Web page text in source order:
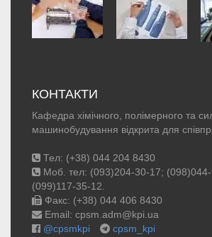
КОНТАКТИ
Кафедра хімічного, полімерного та
машинобудування відкрита для
Тел: (+38) 044 204 8430
Моб. тел: (093)204-30-17;
(099)117-35-12.
Факс: (+38) 044 406 8430
Email: cpsm.adm@kpi.ua
@cpsmkpi
cpsm_kpi